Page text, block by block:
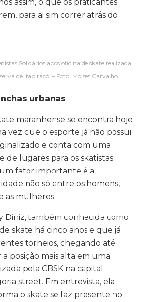
assim, o que os praticantes
para ai sim correr atrás do
Solidários após oficina de skate realizada
de Itapiracó. – Foto: Moises Carvalho
urbanas
maranhense se encontra hoje
vez que o esporte já não possui
e conta com uma
de lugares para os skatistas
fator importante é a
não só entre os homens,
as mulheres.
Diniz, também conhecida como
skate há cinco anos e que já
torneios, chegando até
posição mais alta em uma
pela CBSK na capital
street. Em entrevista, ela
o skate se faz presente no